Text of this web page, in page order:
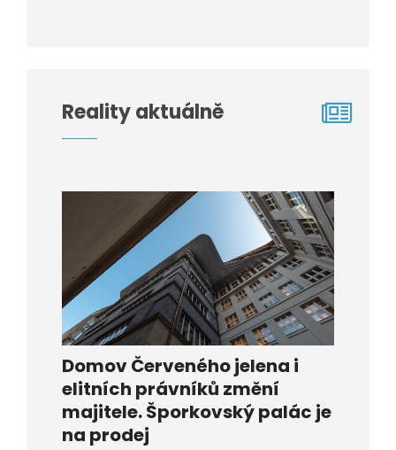
Reality aktuálně
Domov Červeného jelena i
elitních právníků změní
majitele. Šporkovský palác je
na prodej